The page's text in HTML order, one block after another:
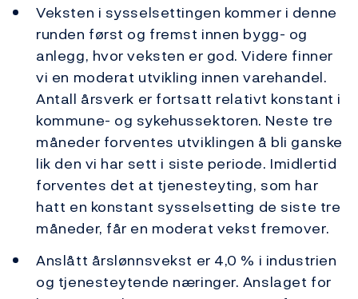
Veksten i sysselsettingen kommer i denne
runden først og fremst innen bygg- og
anlegg, hvor veksten er god. Videre finner
vi en moderat utvikling innen varehandel.
Antall årsverk er fortsatt relativt konstant i
kommune- og sykehussektoren. Neste tre
måneder forventes utviklingen å bli ganske
lik den vi har sett i siste periode. Imidlertid
forventes det at tjenesteyting, som har
hatt en konstant sysselsetting de siste tre
måneder, får en moderat vekst fremover.
Anslått årslønnsvekst er 4,0 % i industrien
og tjenesteytende næringer. Anslaget for